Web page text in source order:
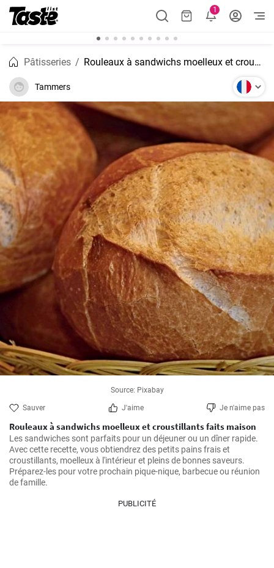
1
Pâtisseries Rouleaux à sandwichs moelleux et croustillants faits maison
Tammers
Source: Pixabay
Sauver J'aime Je n'aime pas
Rouleaux à sandwichs moelleux et croustillants faits maison
Les sandwiches sont parfaits pour un déjeuner ou un dîner rapide.
Avec cette recette, vous obtiendrez des petits pains frais et
croustillants, moelleux à l'intérieur et pleins de bonnes saveurs.
Préparez-les pour votre prochain pique-nique, barbecue ou réunion
de famille.
PUBLICITÉ